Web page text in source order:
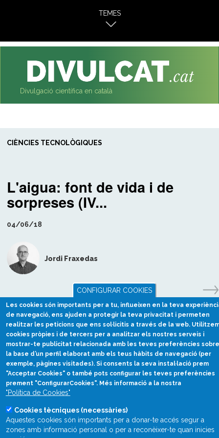
TEMES
Divulgació científica en català
CIÈNCIES TECNOLÒGIQUES
L'aigua: font de vida i de
sorpreses (IV...
04/06/18
Jordi Fraxedas
divulcat@divulcat.cat
(+34) 934 120 030
CONFIGURAR COOKIES
Les cookies són importants per a tu, influeixen en la teva
de navegació, ens ajuden a protegir la teva privacitat i permeten
realitzar les peticions que ens sol·licitis a través de la web.
cookies pròpies i de tercers per a analitzar els nostres serveis i
mostrar-te publicitat relacionada amb les teves preferències sobre
la base d’un perfil elaborat amb els teus hàbits de navegació (per
exemple, pàgines visitades). Si consents la seva instal·lació prem
"Acceptar Cookies" o també pots configurar les teves preferències
prement "ConfigurarCookies". Més informació a la nostra
"Política de Cookies"
Cookies tècniques (necessàries)
Aquestes cookies són importants per a donar-te accés segur a
zones amb informació personal o per a reconèixer-te quan inicies